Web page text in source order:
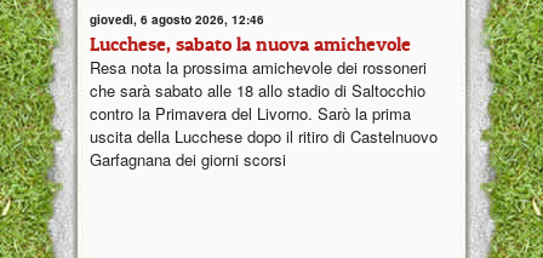
giovedì, 6 agosto 2026, 12:46
Lucchese, sabato la nuova amichevole
Resa nota la prossima amichevole dei rossoneri
che sarà sabato alle 18 allo stadio di Saltocchio
contro la Primavera del Livorno. Sarò la prima
uscita della Lucchese dopo il ritiro di Castelnuovo
Garfagnana dei giorni scorsi